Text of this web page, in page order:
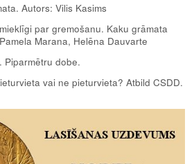
Autors: Vilis Kasims
par gremošanu. Kaku grāmata
Marana, Helēna Dauvarte
Piparmētru dobe.
vai ne pieturvieta? Atbild CSDD.